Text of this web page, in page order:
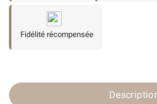
Fidélité récompensée